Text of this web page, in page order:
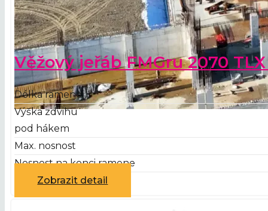
Věžový jeřáb FMGru 2070 TLX
Délka ramene
Výška zdvihu
pod hákem
Max. nosnost
Nosnost na konci ramene
Zobrazit detail